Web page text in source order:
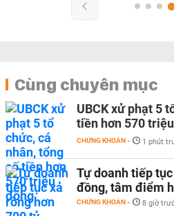
Cùng chuyên mục
UBCK xử phạt 5
tiền hơn 570
CHỨNG KHOÁN - 1 phút
Tự doanh tiếp
đồng, tâm điểm
CHỨNG KHOÁN - 8 giờ